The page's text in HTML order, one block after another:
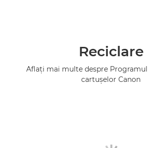
Reciclare
Aflaţi mai multe despre Programul
cartuşelor Canon